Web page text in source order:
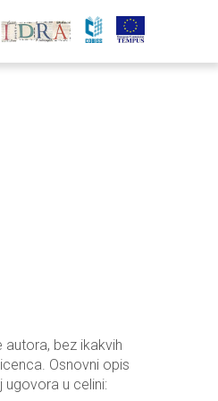
bez ikakvih
Osnovni opis
u celini: